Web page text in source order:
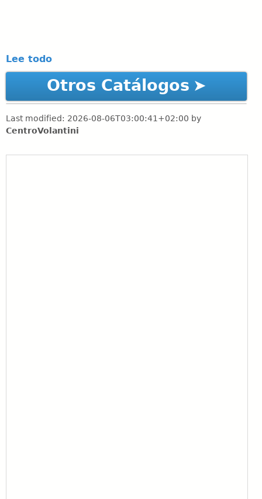
Lee todo
Otros Catálogos
Last modified: 2026-08-06T03:00:41+02:00 by
CentroVolantini